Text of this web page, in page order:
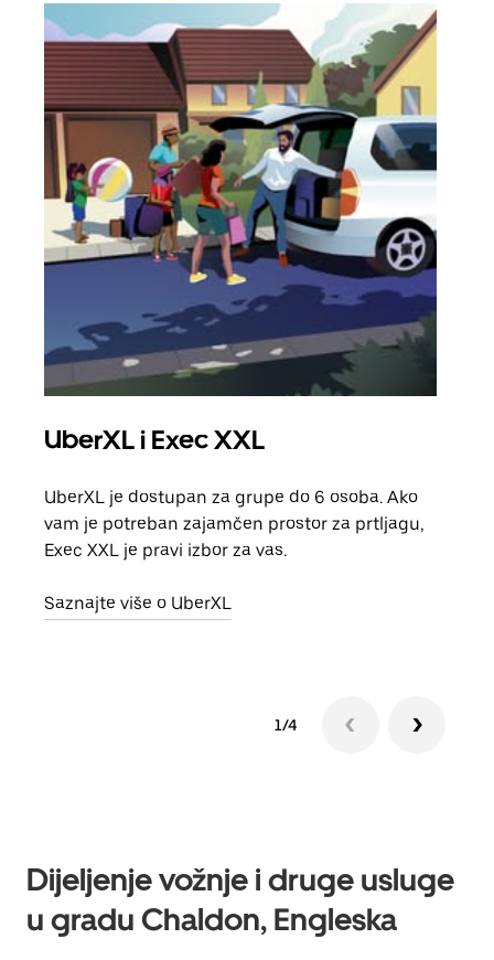
UberXL i Exec XXL
UberXL je dostupan za grupe do 6 osoba. Ako
vam je potreban zajamčen prostor za prtljagu,
Exec XXL je pravi izbor za vas.
Saznajte više o UberXL
1/4
Dijeljenje vožnje i druge usluge
u gradu Chaldon, Engleska